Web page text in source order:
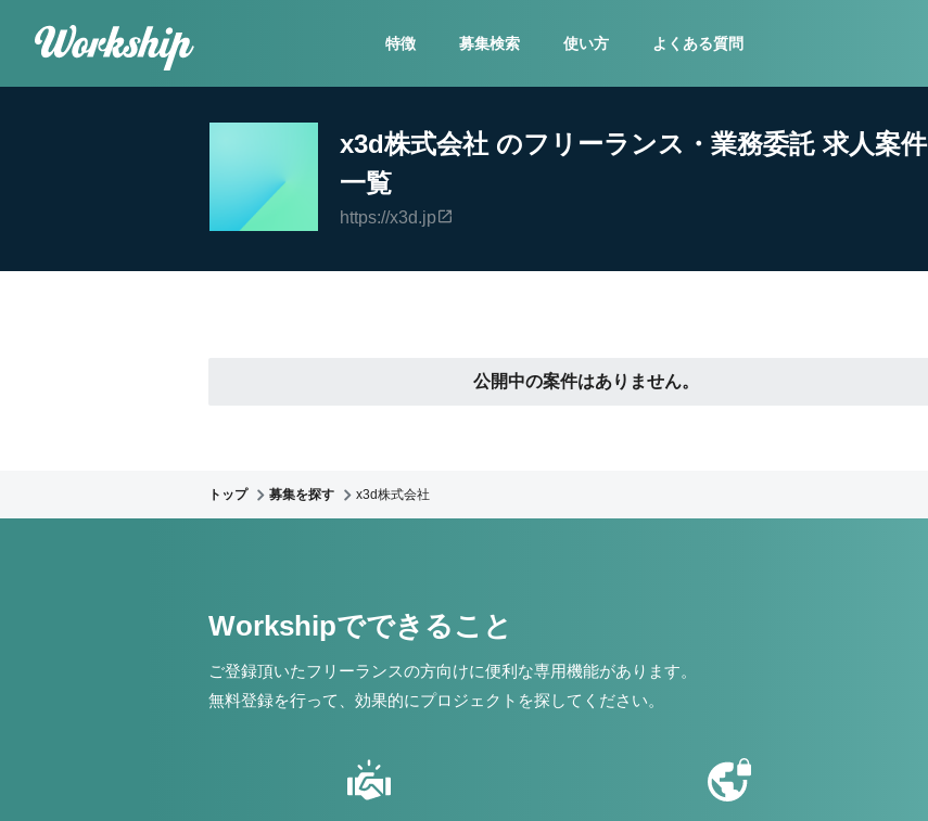
特徴 募集検索 使い方 よくある質問
x3d株式会社 のフリーランス・業務委託 求人案件
一覧
https://x3d.jp
公開中の案件はありません。
トップ 募集を探す x3d株式会社
Workshipでできること
ご登録頂いたフリーランスの方向けに便利な専用機能があります。
無料登録を行って、効果的にプロジェクトを探してください。